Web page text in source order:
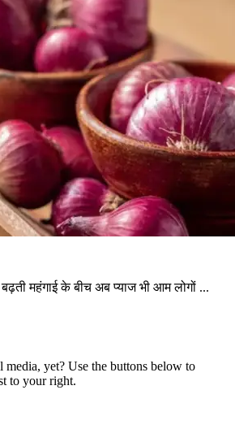
महंगाई के बीच अब प्याज भी आम लोगों ...
media, yet? Use the buttons below to
to your right.